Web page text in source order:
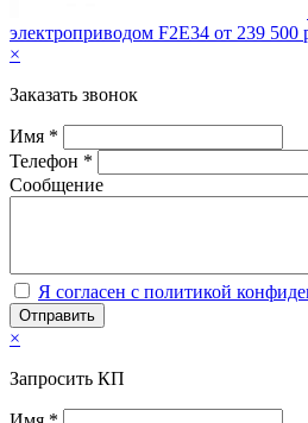
электроприводом F2E34 от 239 500
×
Заказать звонок
Имя *
Телефон *
Сообщение
Я согласен с политикой
Отправить
×
Запросить КП